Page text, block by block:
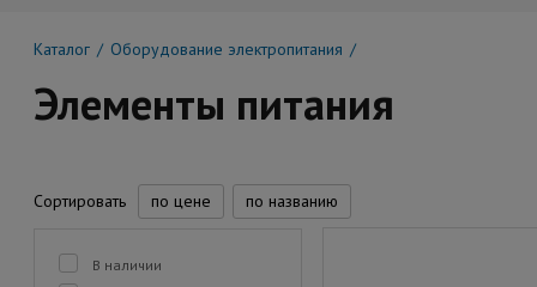
Каталог Оборудование электропитания
Элементы питания
Сортировать по цене по названию
В наличии